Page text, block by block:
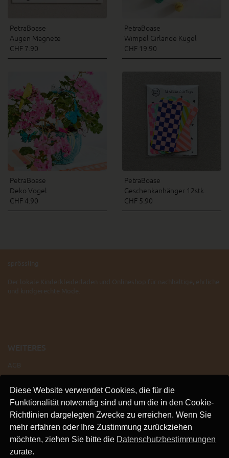
Diese Website verwendet Cookies, die für die
Funktionalität notwendig sind und um die in den Cookie-
Richtlinien dargelegten Zwecke zu erreichen. Wenn Sie
mehr erfahren oder Ihre Zustimmung zurückziehen
möchten, ziehen Sie bitte die Datenschutzbestimmungen
zurate.
PetraBoase
Augen Magnete
CHF 7.90
PetraBoase
Wimpel Girlande Kugel
CHF 19.90
PetraBoase
Deko Vogel
CHF 4.90
PetraBoase
Geschenkanhänger 12stk.
CHF 5.90
VERSAND
KONTAKT
LINKS